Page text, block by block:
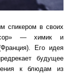
спикером в своих
— химик и
Его идея
будущее
к блюдам из